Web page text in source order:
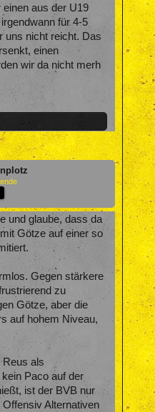
einen aus der U19
für 4-5
uns nicht reicht. Das
einen
wir da nicht merh
und glaube, dass da
Götze auf einer so
Gegen stärkere
zu
Götze, aber die
auf hohem Niveau,
Reus als
Paco auf der
ist der BVB nur
Alternativen